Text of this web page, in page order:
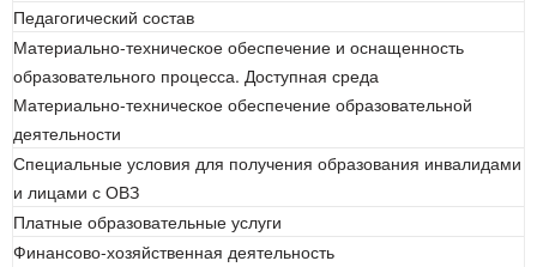
Педагогический состав
Материально-техническое обеспечение и оснащенность
образовательного процесса. Доступная среда
Материально-техническое обеспечение образовательной
деятельности
Специальные условия для получения образования инвалидами
и лицами с ОВЗ
Платные образовательные услуги
Финансово-хозяйственная деятельность